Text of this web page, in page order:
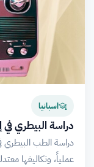
اسبانيا
دراسة البيطري في
عملياً، وتكاليفها